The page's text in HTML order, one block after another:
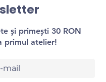
și primești 30 RON
primul atelier!